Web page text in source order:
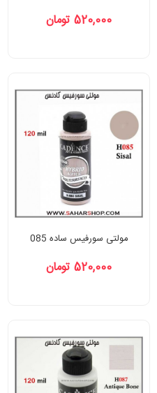
520,000 تومان
مولتی سورفیس ساده 085
520,000 تومان